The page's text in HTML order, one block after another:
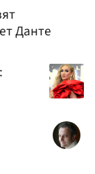
Данте